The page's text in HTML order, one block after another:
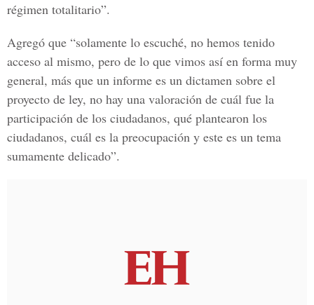
régimen totalitario”.
Agregó que “solamente lo escuché, no hemos tenido
acceso al mismo, pero de lo que vimos así en forma muy
general, más que un informe es un dictamen sobre el
proyecto de ley, no hay una valoración de cuál fue la
participación de los ciudadanos, qué plantearon los
ciudadanos, cuál es la preocupación y este es un tema
sumamente delicado”.